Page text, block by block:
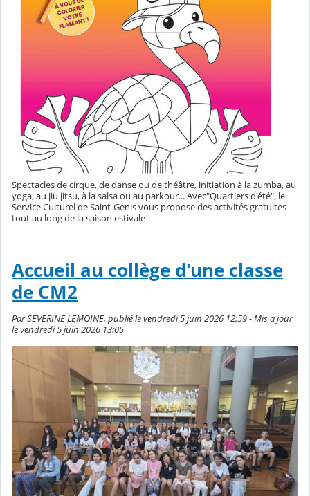
Spectacles de cirque, de danse ou de théâtre, initiation à la zumba, au
yoga, au jiu jitsu, à la salsa ou au parkour... Avec"Quartiers d'été", le
Service Culturel de Saint-Genis vous propose des activités gratuites
tout au long de la saison estivale
Accueil au collège d'une classe
de CM2
Par SEVERINE LEMOINE, publié le vendredi 5 juin 2026 12:59 - Mis à jour
le vendredi 5 juin 2026 13:05